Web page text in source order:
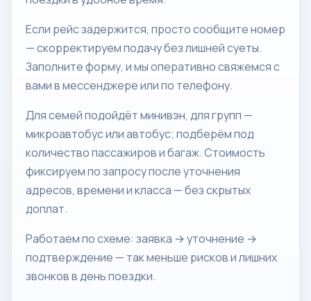
Если рейс задержится, просто сообщите номер
— скорректируем подачу без лишней суеты.
Заполните форму, и мы оперативно свяжемся с
вами в мессенджере или по телефону.
Для семей подойдёт минивэн, для групп —
микроавтобус или автобус; подберём под
количество пассажиров и багаж. Стоимость
фиксируем по запросу после уточнения
адресов, времени и класса — без скрытых
доплат.
Работаем по схеме: заявка → уточнение →
подтверждение — так меньше рисков и лишних
звонков в день поездки.